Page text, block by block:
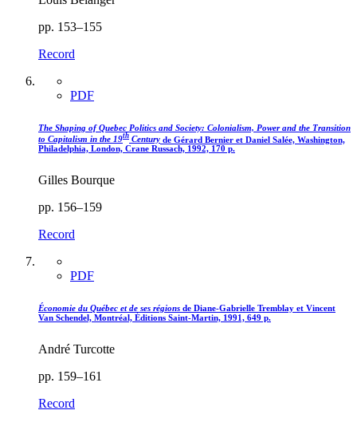
pp. 153–155
Record
PDF
The Shaping of Quebec Politics and Society: Colonialism, Power and the Transition
to Capitalism in the 19th Century de Gérard Bernier et Daniel Salée, Washington,
Philadelphia, London, Crane Russach, 1992, 170 p.
Gilles Bourque
pp. 156–159
Record
PDF
Économie du Québec et de ses régions de Diane-Gabrielle Tremblay et Vincent
Van Schendel, Montréal, Éditions Saint-Martin, 1991, 649 p.
André Turcotte
pp. 159–161
Record